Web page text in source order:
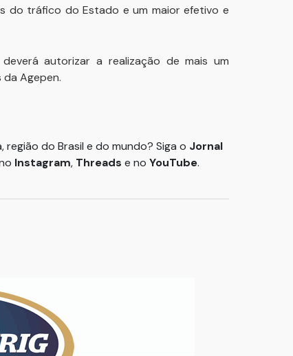
do tráfico do Estado e um maior efetivo e
autorizar a realização de mais um
Agepen.
do Brasil e do mundo? Siga o Jornal
Instagram, Threads e no YouTube.